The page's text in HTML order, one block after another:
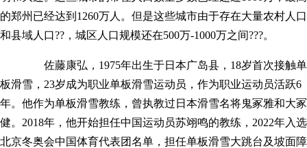
的郑州已经达到1260万人。但是这些城市由于存在大量农村人口
和县域人口??，城区人口规模还在500万-1000万之间???。
佐藤康弘，1975年出生于日本广岛县，18岁首次接触单
板滑雪，23岁成为职业单板滑雪运动员，作为职业运动员活跃6
年。他作为单板滑雪教练，曾执教过日本滑雪名将鬼冢雅和大冢
健。2018年，他开始担任中国运动员苏翊鸣的教练，2022年入选
北京冬奥会中国体育代表团名单，担任单板滑雪大跳台及坡面障